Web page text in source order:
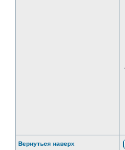
Вернуться наверх